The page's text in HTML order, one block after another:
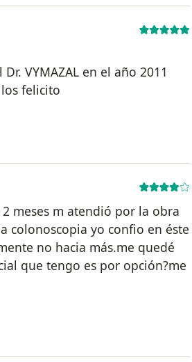
VYMAZAL en el año 2011
felicito
del usuario Cuenta eliminada
meses m atendió por la obra
colonoscopia yo confio en éste
no hacia más.me quedé
que tengo es por opción?me
usuario